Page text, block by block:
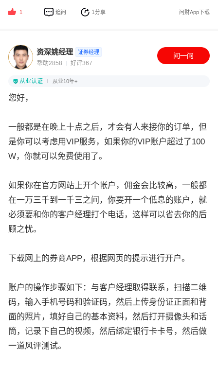
1 追问 1分享 问财App下载
资深姚经理 证券经理
帮助2858 好评367
从业认证 从业10年+
您好，
一般都是在晚上十点之后，才会有人来接你的订单，但
是你可以考虑用VIP服务，如果你的VIP账户超过了100
W，你就可以免费使用了。
如果你在官方网站上开个帐户，佣金会比较高，一般都
在一万三千到一千三之间，你要开一个低息的账户，就
必须要和你的客户经理打个电话，这样可以省去你的后
顾之忧。
下载网上的券商APP，根据网页的提示进行开户。
账户的操作步骤如下：与客户经理取得联系，扫描二维
码，输入手机号码和验证码，然后上传身份证正面和背
面的照片，填好自己的基本资料，然后打开摄像头和话
筒，记录下自己的视频，然后绑定银行卡卡号，然后做
一道风评测试。